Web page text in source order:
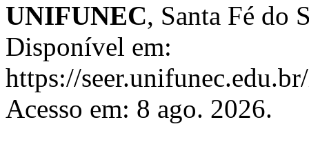
UNIFUNEC, Santa Fé do
Disponível em:
https://
Acesso em: 8 ago. 2026.